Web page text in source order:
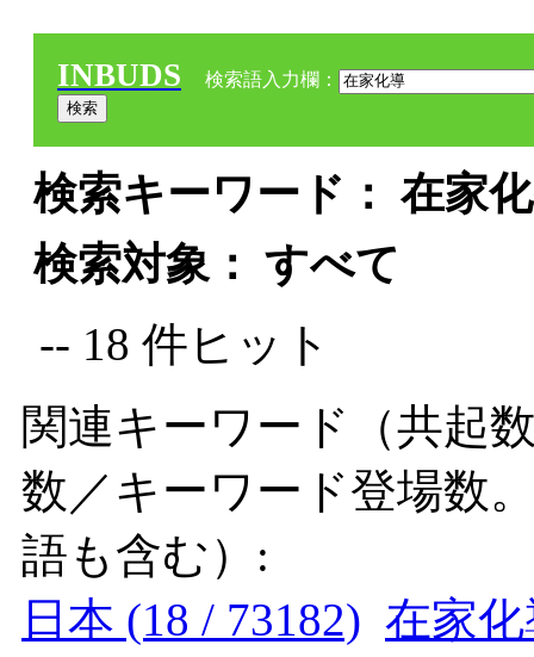
INBUDS 検索語入力欄：
検索キーワード： 在家
検索対象： すべて
-- 18 件ヒット
関連キーワード（共起
数／キーワード登場数
語も含む）:
日本 (18 / 73182) 在家化